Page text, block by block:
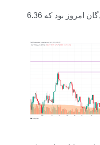
سولانا (SOL) یکی از بزرگترین بازندگان امروز بود که 6.36